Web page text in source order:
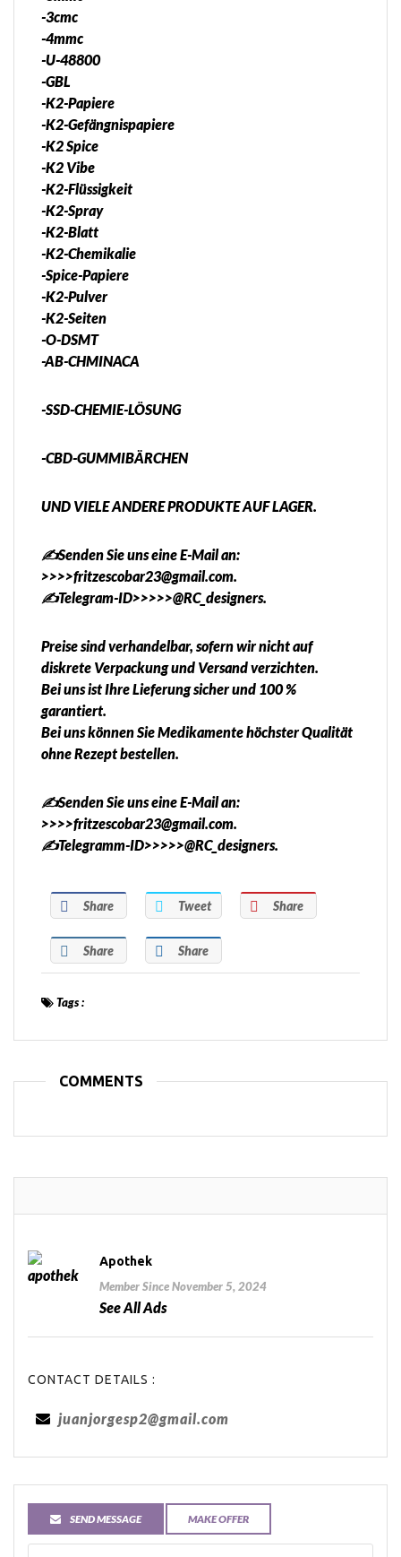
-3cmc
-4mmc
-U-48800
-GBL
-K2-Papiere
-K2-Gefängnispapiere
-K2 Spice
-K2 Vibe
-K2-Flüssigkeit
-K2-Spray
-K2-Blatt
-K2-Chemikalie
-Spice-Papiere
-K2-Pulver
-K2-Seiten
-O-DSMT
-AB-CHMINACA
-SSD-CHEMIE-LÖSUNG
-CBD-GUMMIBÄRCHEN
UND VIELE ANDERE PRODUKTE AUF LAGER.
✍️Senden Sie uns eine E-Mail an:
>>>>fritzescobar23@gmail.com.
✍️Telegram-ID>>>>>@RC_designers.
Preise sind verhandelbar, sofern wir nicht auf
diskrete Verpackung und Versand verzichten.
Bei uns ist Ihre Lieferung sicher und 100 %
garantiert.
Bei uns können Sie Medikamente höchster Qualität
ohne Rezept bestellen.
✍️Senden Sie uns eine E-Mail an:
>>>>fritzescobar23@gmail.com.
✍️Telegramm-ID>>>>>@RC_designers.
Share Tweet Share
Share Share
Tags :
COMMENTS
Apothek
Member Since November 5, 2024
See All Ads
CONTACT DETAILS :
juanjorgesp2@gmail.com
SEND MESSAGE MAKE OFFER